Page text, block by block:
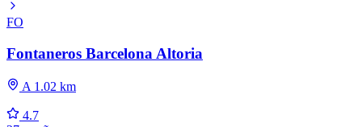
FO
Fontaneros Barcelona Altoria
A 1.02 km
4.7